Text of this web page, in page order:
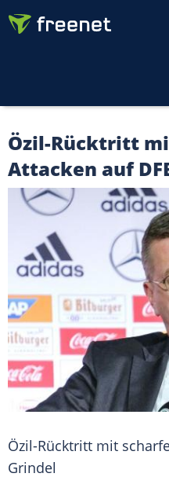
Özil-Rücktritt
Attacken auf
Özil-Rücktritt mit
Grindel